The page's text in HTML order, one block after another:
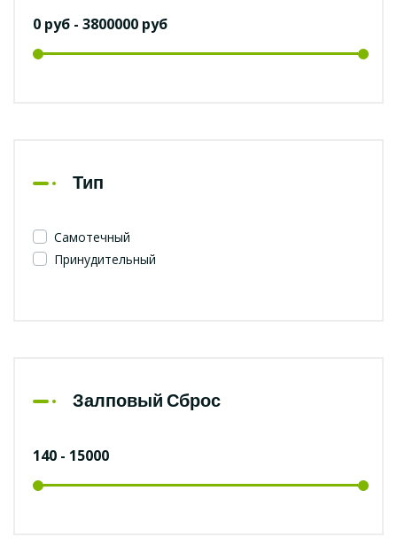
Тип
Самотечный
Принудительный
Залповый Сброс